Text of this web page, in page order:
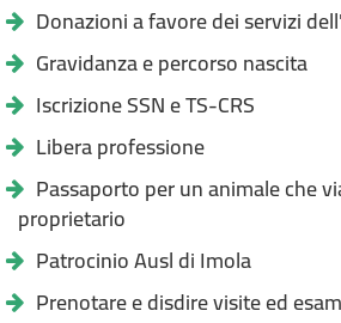
Donazioni a favore dei servizi
Gravidanza e percorso nascita
Iscrizione SSN e TS-CRS
Libera professione
Passaporto per un animale che
proprietario
Patrocinio Ausl di Imola
Prenotare e disdire visite ed